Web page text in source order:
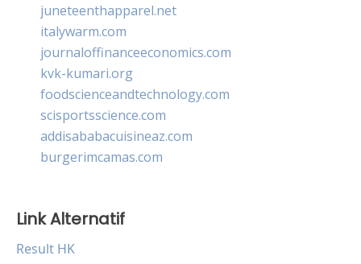
juneteenthapparel.net
italywarm.com
journaloffinanceeconomics.com
kvk-kumari.org
foodscienceandtechnology.com
scisportsscience.com
addisababacuisineaz.com
burgerimcamas.com
Link Alternatif
Result HK